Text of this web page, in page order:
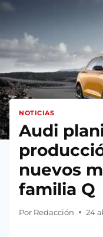
NOTICIAS
Audi
nuevos
familia Q
Por Redacción 24